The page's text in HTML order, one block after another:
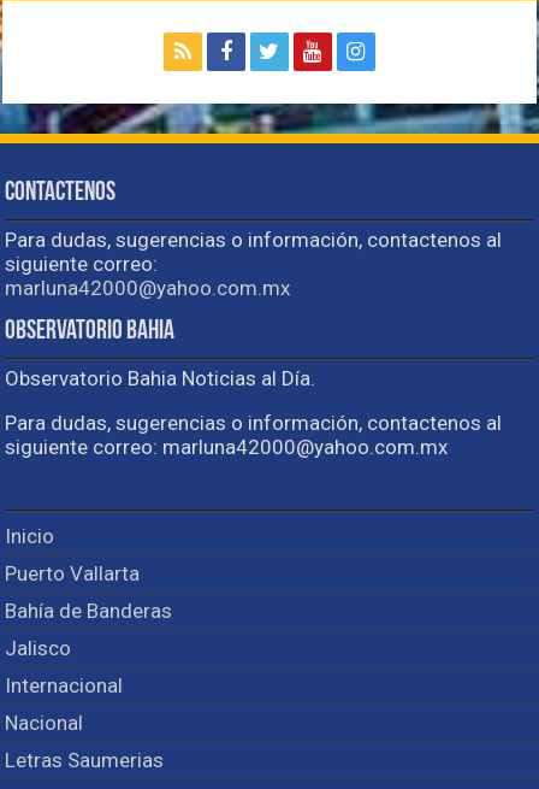
Contactenos
Para dudas, sugerencias o información, contactenos al
siguiente correo:
marluna42000@yahoo.com.mx
Observatorio Bahia
Observatorio Bahia Noticias al Día.
Para dudas, sugerencias o información, contactenos al
siguiente correo: marluna42000@yahoo.com.mx
Inicio
Puerto Vallarta
Bahía de Banderas
Jalisco
Internacional
Nacional
Letras Saumerias